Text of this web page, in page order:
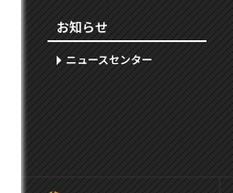
お知らせ
ニュースセンター